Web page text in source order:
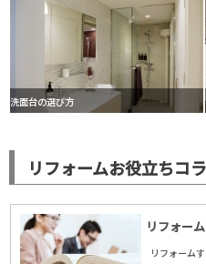
洗面台の選び方
リフォームお役立ちコ
リフォー
リフォーム